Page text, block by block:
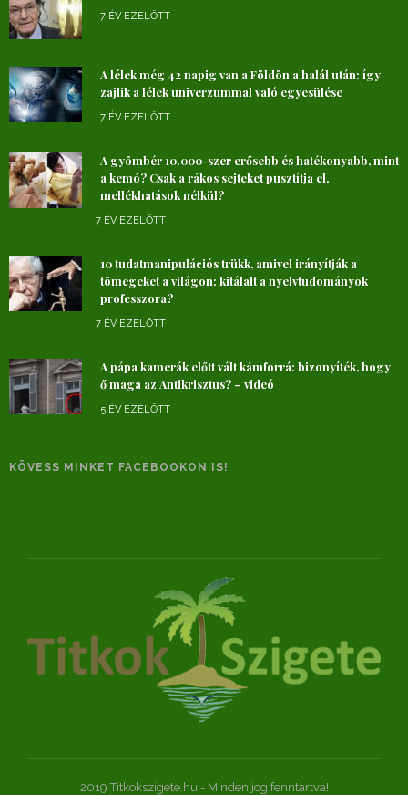
7 ÉV EZELŐTT
A lélek még 42 napig van a Földön a halál után: így
zajlik a lélek univerzummal való egyesülése
7 ÉV EZELŐTT
A gyömbér 10.000-szer erősebb és hatékonyabb, mint
a kemó? Csak a rákos sejteket pusztítja el,
mellékhatások nélkül?
7 ÉV EZELŐTT
10 tudatmanipulációs trükk, amivel irányítják a
tömegeket a világon: kitálalt a nyelvtudományok
professzora?
7 ÉV EZELŐTT
A pápa kamerák előtt vált kámforrá: bizonyíték, hogy
ő maga az Antikrisztus? – videó
5 ÉV EZELŐTT
KÖVESS MINKET FACEBOOKON IS!
2019 Titkokszigete.hu - Minden jog fenntartva!